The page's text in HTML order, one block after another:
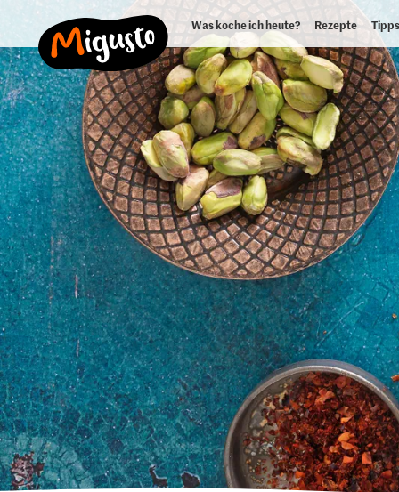
Was koche ich heute? Rezepte